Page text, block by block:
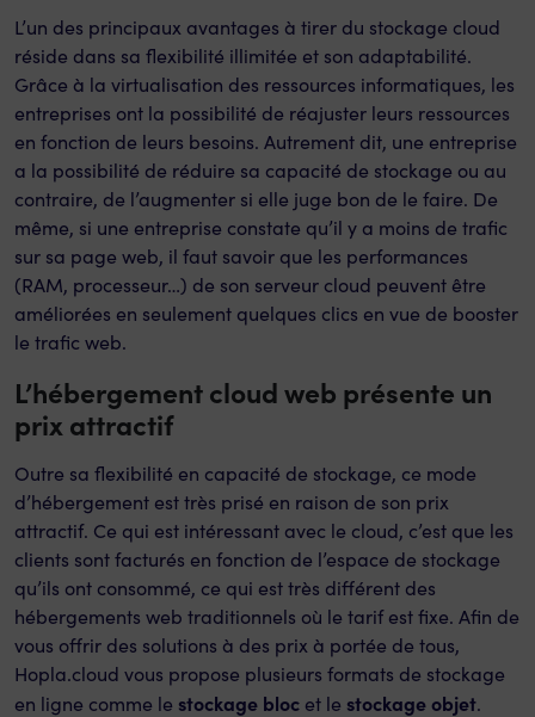
L’un des principaux avantages à tirer du stockage cloud
réside dans sa flexibilité illimitée et son adaptabilité.
Grâce à la virtualisation des ressources informatiques, les
entreprises ont la possibilité de réajuster leurs ressources
en fonction de leurs besoins. Autrement dit, une entreprise
a la possibilité de réduire sa capacité de stockage ou au
contraire, de l’augmenter si elle juge bon de le faire. De
même, si une entreprise constate qu’il y a moins de trafic
sur sa page web, il faut savoir que les performances
(RAM, processeur…) de son serveur cloud peuvent être
améliorées en seulement quelques clics en vue de booster
le trafic web.
L’hébergement cloud web présente un
prix attractif
Outre sa flexibilité en capacité de stockage, ce mode
d’hébergement est très prisé en raison de son prix
attractif. Ce qui est intéressant avec le cloud, c’est que les
clients sont facturés en fonction de l’espace de stockage
qu’ils ont consommé, ce qui est très différent des
hébergements web traditionnels où le tarif est fixe. Afin de
vous offrir des solutions à des prix à portée de tous,
Hopla.cloud vous propose plusieurs formats de stockage
en ligne comme le stockage bloc et le stockage objet.